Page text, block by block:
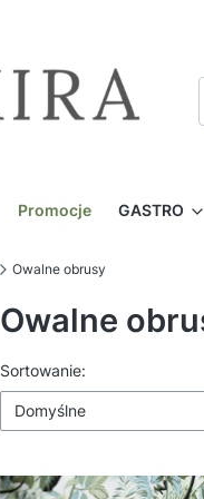
Promocje GASTRO
Owalne obrusy
Owalne
Lista produktów
Sortowanie:
Domyślne